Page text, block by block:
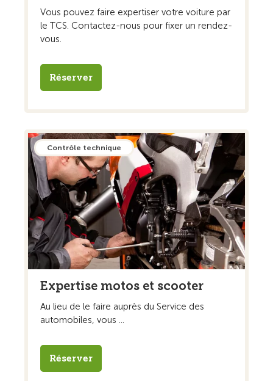
Vous pouvez faire expertiser votre voiture par
le TCS. Contactez-nous pour fixer un rendez-
vous.
Réserver
Contrôle technique
Expertise motos et scooter
Au lieu de le faire auprès du Service des
automobiles, vous ...
Réserver